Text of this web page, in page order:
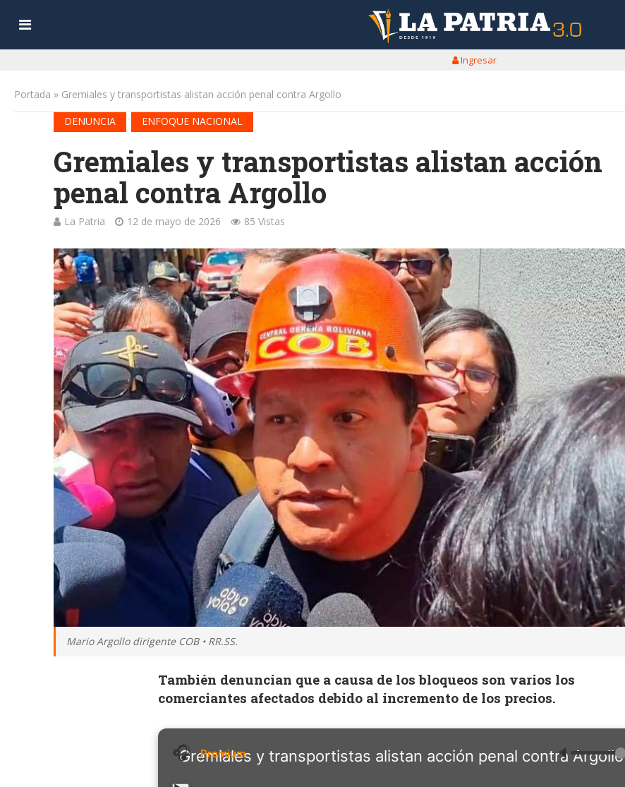
Ingresar
Portada » Gremiales y transportistas alistan acción penal contra Argollo
DENUNCIA
ENFOQUE NACIONAL
Gremiales y transportistas alistan acción
penal contra Argollo
La Patria 12 de mayo de 2026 85 Vistas
Mario Argollo dirigente COB • RR.SS.
También denuncian que a causa de los bloqueos son varios los
comerciantes afectados debido al incremento de los precios.
Gremiales y transportistas alistan acción penal contra Argollo
🔈